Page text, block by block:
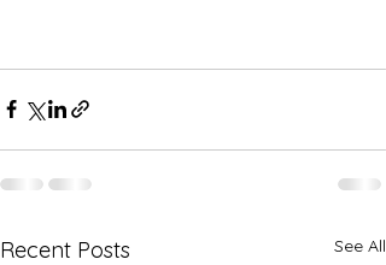
Recent Posts See All